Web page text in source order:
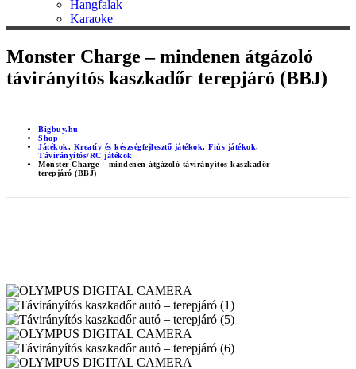
Hangfalak
Karaoke
Monster Charge – mindenen átgázoló
távirányítós kaszkadőr terepjáró (BBJ)
Bigbuy.hu
Shop
Játékok, Kreatív és készségfejlesztő játékok, Fiús játékok,
Távirányítós/RC játékok
Monster Charge – mindenen átgázoló távirányítós kaszkadőr
terepjáró (BBJ)